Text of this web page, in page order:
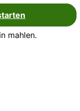
mahlen.